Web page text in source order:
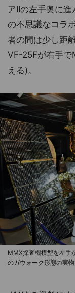
アIIの左手奥に
の不思議なコラ
者の間は少し距
VF-25Fが右手で
える)。
MMX探査機模型を左手
のガウォーク形態の実